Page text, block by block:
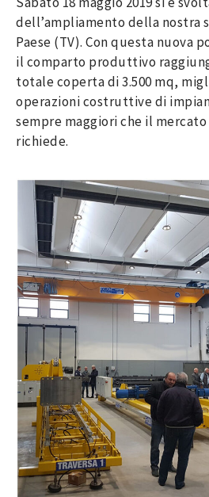
dell’ampliamento della nostra
Paese (TV). Con questa nuova
il comparto produttivo
totale coperta di 3.500 mq,
operazioni costruttive di
sempre maggiori che il
richiede.